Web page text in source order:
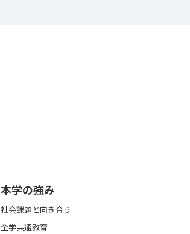
本学の強み
社会課題と向き合う
全学共通教育